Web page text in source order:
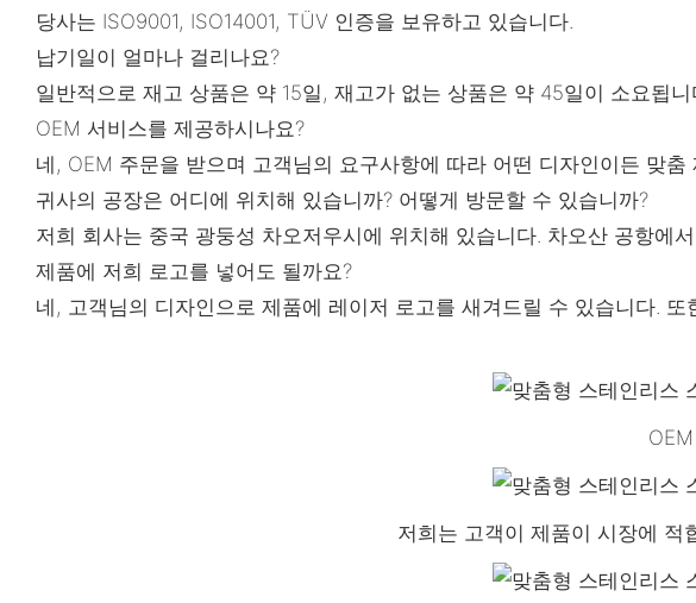
당사는 ISO9001, ISO14001, TÜV 인증을 보유하고 있습니다.
납기일이 얼마나 걸리나요?
일반적으로 재고 상품은 약 15일, 재고가 없는 상품은 약 45일이 소요됩니
OEM 서비스를 제공하시나요?
네, OEM 주문을 받으며 고객님의 요구사항에 따라 어떤 디자인이든 맞춤
귀사의 공장은 어디에 위치해 있습니까? 어떻게 방문할 수 있습니까?
저희 회사는 중국 광둥성 차오저우시에 위치해 있습니다. 차오산 공항에
제품에 저희 로고를 넣어도 될까요?
네, 고객님의 디자인으로 제품에 레이저 로고를 새겨드릴 수 있습니다.
저희는 고객이 제품이 시장에 적